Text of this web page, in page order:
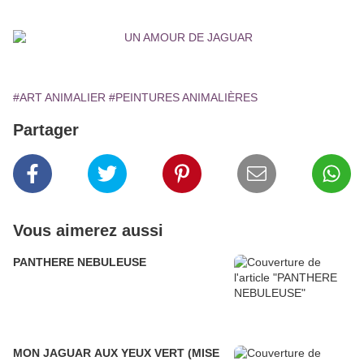
#ART ANIMALIER #PEINTURES ANIMALIÈRES
Partager
Vous aimerez aussi
PANTHERE NEBULEUSE
MON JAGUAR AUX YEUX VERT (MISE